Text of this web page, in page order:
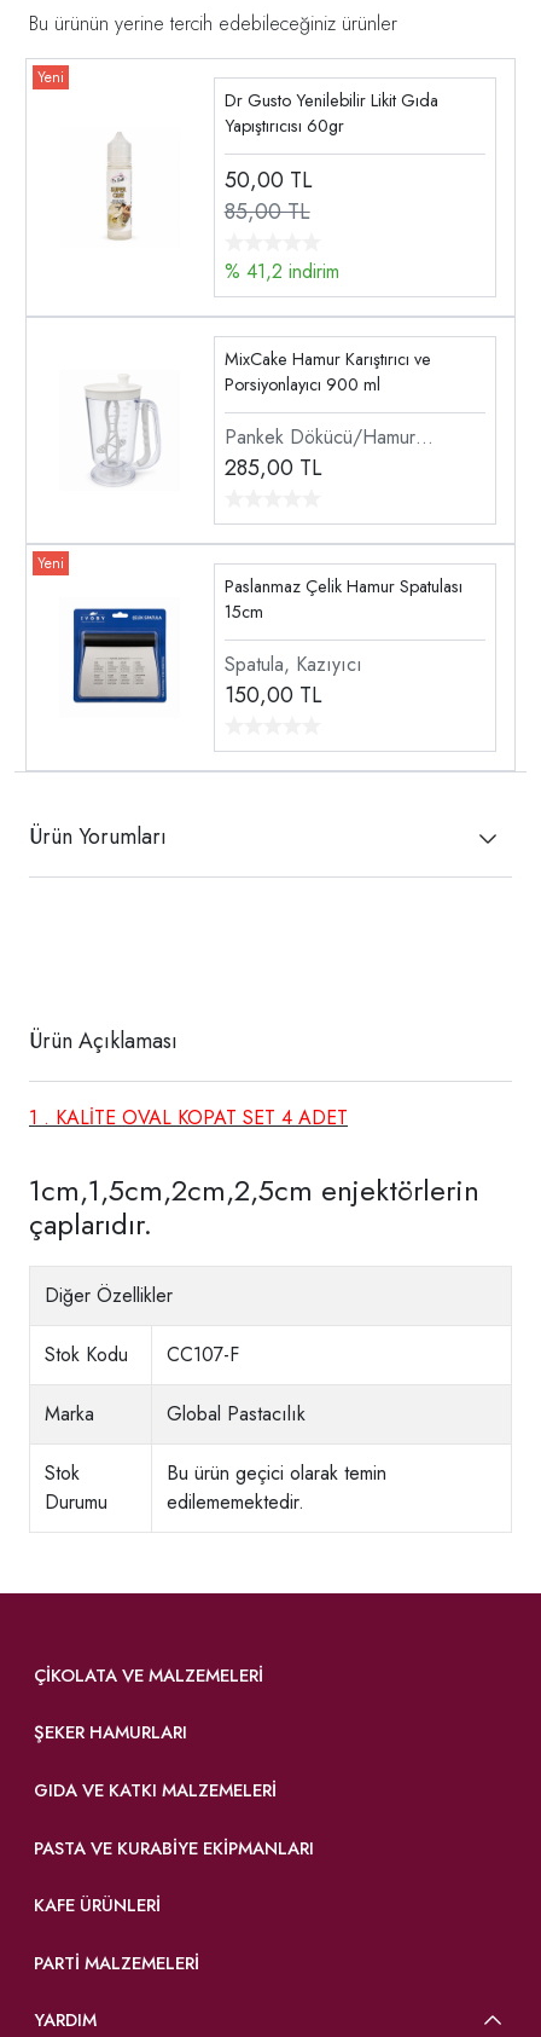
Bu ürünün yerine tercih edebileceğiniz ürünler
Dr Gusto Yenilebilir Likit Gıda
Yapıştırıcısı 60gr
50,00 TL
85,00 TL
% 41,2 indirim
MixCake Hamur Karıştırıcı ve
Porsiyonlayıcı 900 ml
Pankek Dökücü/Hamur
Dağıtıcı
285,00 TL
Paslanmaz Çelik Hamur Spatulası
15cm
Spatula, Kazıyıcı
150,00 TL
Ürün Yorumları
Ürün Açıklaması
1 . KALİTE OVAL KOPAT SET 4 ADET
1cm,1,5cm,2cm,2,5cm enjektörlerin
çaplarıdır.
Diğer Özellikler
Stok Kodu CC107-F
Marka Global Pastacılık
Stok
Durumu
Bu ürün geçici olarak temin
edilememektedir.
ÇIKOLATA VE MALZEMELERI
ŞEKER HAMURLARI
GIDA VE KATKI MALZEMELERI
PASTA VE KURABIYE EKIPMANLARI
KAFE ÜRÜNLERI
PARTI MALZEMELERI
YARDIM